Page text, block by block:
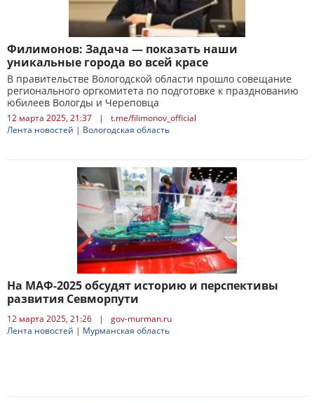
Филимонов: Задача — показать наши
уникальные города во всей красе
В правительстве Вологодской области прошло совещание
регионального оргкомитета по подготовке к празднованию
юбилеев Вологды и Череповца
12 марта 2025, 21:37 |
t.me/filimonov_official
Лента новостей | Вологодская область
На МАФ-2025 обсудят историю и перспективы
развития Севморпути
12 марта 2025, 21:26 |
gov-murman.ru
Лента новостей | Мурманская область